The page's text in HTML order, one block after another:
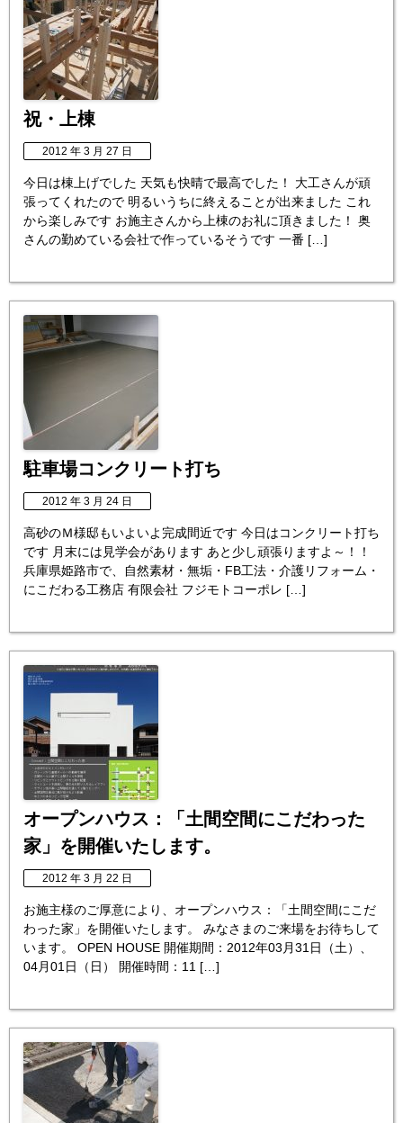
祝・上棟
2012 年 3 月 27 日
今日は棟上げでした 天気も快晴で最高でした！ 大工さんが頑
張ってくれたので 明るいうちに終えることが出来ました これ
から楽しみです お施主さんから上棟のお礼に頂きました！ 奥
さんの勤めている会社で作っているそうです 一番 […]
駐車場コンクリート打ち
2012 年 3 月 24 日
高砂のＭ様邸もいよいよ完成間近です 今日はコンクリート打ち
です 月末には見学会があります あと少し頑張りますよ～！！
兵庫県姫路市で、自然素材・無垢・FB工法・介護リフォーム・
にこだわる工務店 有限会社 フジモトコーポレ […]
オープンハウス：「土間空間にこだわった
家」を開催いたします。
2012 年 3 月 22 日
お施主様のご厚意により、オープンハウス：「土間空間にこだ
わった家」を開催いたします。 みなさまのご来場をお待ちして
います。 OPEN HOUSE 開催期間：2012年03月31日（土）、
04月01日（日） 開催時間：11 […]